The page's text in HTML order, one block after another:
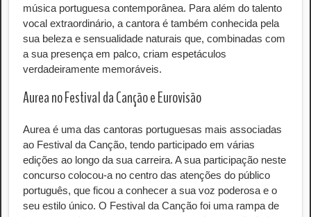
música portuguesa contemporânea. Para além do talento
vocal extraordinário, a cantora é também conhecida pela
sua beleza e sensualidade naturais que, combinadas com
a sua presença em palco, criam espetáculos
verdadeiramente memoráveis.
Aurea no Festival da Canção e Eurovisão
Aurea é uma das cantoras portuguesas mais associadas
ao Festival da Canção, tendo participado em várias
edições ao longo da sua carreira. A sua participação neste
concurso colocou-a no centro das atenções do público
português, que ficou a conhecer a sua voz poderosa e o
seu estilo único. O Festival da Canção foi uma rampa de